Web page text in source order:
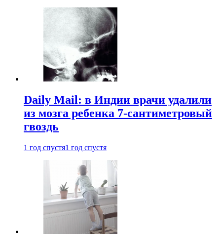
Daily Mail: в Индии врачи удалили
из мозга ребенка 7-сантиметровый
гвоздь
1 год спустя1 год спустя